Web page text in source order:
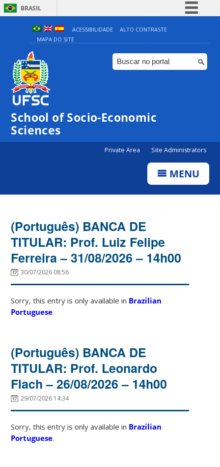
BRASIL
Simplifique!
Comunica BR
Participe
ACESSIBILIDADE
ALTO CONTRASTE
MAPA DO SITE
School of Socio-Economic
Sciences
Private Area Site Administrators
MENU
(Português) BANCA DE
TITULAR: Prof. Luiz Felipe
Ferreira – 31/08/2026 – 14h00
30/07/2026 08:56
Sorry, this entry is only available in Brazilian
Portuguese.
(Português) BANCA DE
TITULAR: Prof. Leonardo
Flach – 26/08/2026 – 14h00
29/07/2026 14:34
Sorry, this entry is only available in Brazilian
Portuguese.